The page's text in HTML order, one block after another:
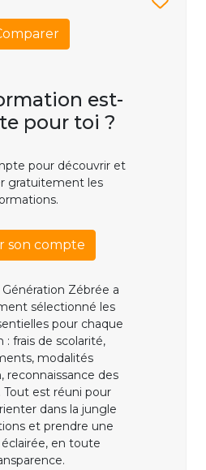
est-
pour toi ?
pour découvrir et
gratuitement les
son compte
Génération Zébrée a
sélectionné les
pour chaque
: frais de scolarité,
modalités
reconnaissance des
Tout est réuni pour
dans la jungle
et prendre une
en toute